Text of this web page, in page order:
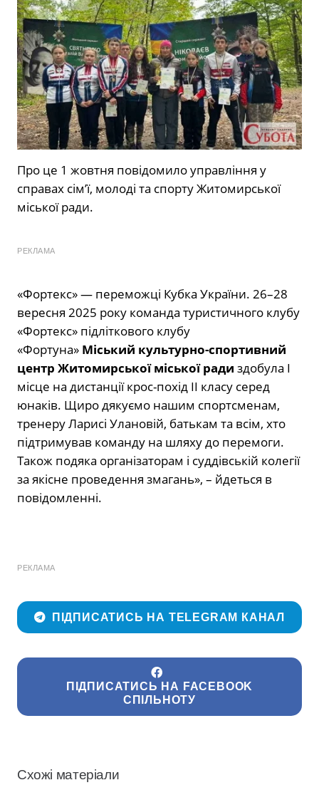
Про це 1 жовтня повідомилоуправління у
справах сім’ї, молоді та спорту Житомирської
міської ради.
РЕКЛАМА
«Фортекс» — переможці Кубка України. 26–28
вересня 2025 року команда туристичного клубу
«Фортекс» підліткового клубу
«Фортуна» Міський культурно-спортивний
центр Житомирської міської ради здобула І
місце на дистанції крос-похід ІІ класу серед
юнаків. Щиро дякуємо нашим спортсменам,
тренеру Ларисі Улановій, батькам та всім, хто
підтримував команду на шляху до перемоги.
Також подяка організаторам і суддівській колегії
за якісне проведення змагань», – йдеться в
повідомленні.
РЕКЛАМА
ПІДПИСАТИСЬ НА TELEGRAM КАНАЛ
ПІДПИСАТИСЬ НА FACEBOOK
СПІЛЬНОТУ
Схожі матеріали